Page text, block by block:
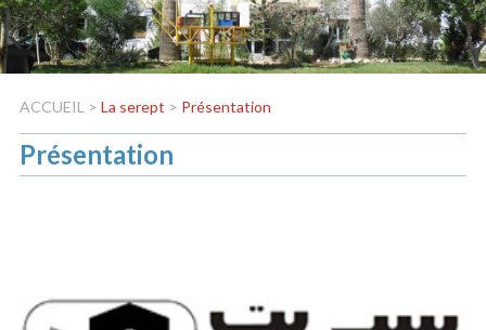
ACCUEIL > La serept > Présentation
Présentation